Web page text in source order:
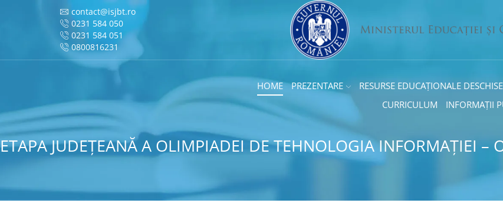
contact@isjbt.ro
0231 584 050
0231 584 051
0800816231
HOME PREZENTARE RESURSE EDUCAȚIONALE DESCHISE
CURRICULUM
INFORMAȚII
ETAPA JUDEȚEANĂ A OLIMPIADEI DE TEHNOLOGIA INFORMAȚIEI –